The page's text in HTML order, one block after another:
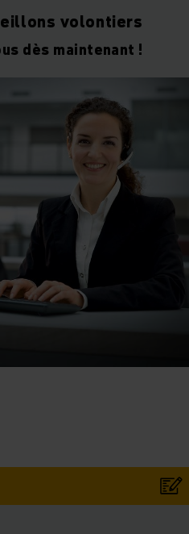
volontiers
dès maintenant !